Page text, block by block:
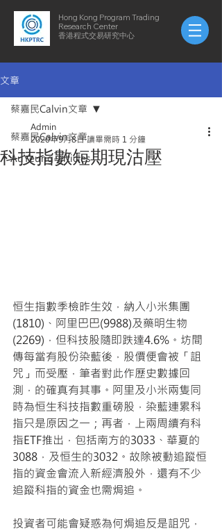
Hong Kong Program Trading
Research Center
​​香港程式交易研究中心
文章
蔡嘉民Calvin文章
AuYeung-articles
蔡嘉民Calvin文章
科技指數短期現沽壓
Admin
2020年9月8日 讀畢需時 1 分鐘
恒生指數季檢昨生效，納入小米集團
(1810)、阿里巴巴(9988)及藥明生物
(2269)，但科技股隨即跌達4.6%。坊間
傳每當有股份染藍後，股價便會被「詛
咒」而受壓，筆者對此作歷史數據回
測，的確真有其事。阿里及小米兩隻同
時為恒生科技指數重磅股，染藍連累科
指只是原因之一；再者，上兩周續有科
指ETF推出，包括南方的3033、華夏的
3088，及恒生的3032。故除被動追蹤恒
指的資金會流入新經濟股外，還有不少
追蹤科指的資金也需焗追。
投資者可能會疑惑為何焗追反是詛咒，